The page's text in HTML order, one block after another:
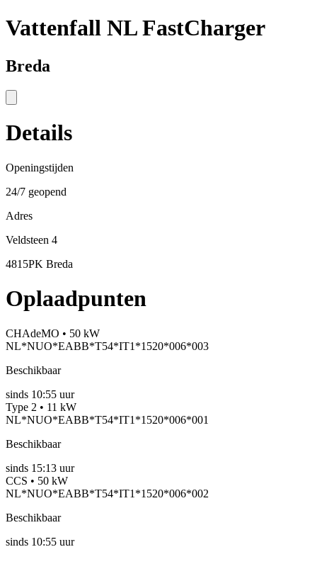
Vattenfall NL FastCharger
Breda
Details
Openingstijden
24/7 geopend
Adres
Veldsteen 4
4815PK Breda
Oplaadpunten
CHAdeMO • 50 kW
NL*NUO*EABB*T54*IT1*1520*006*003
Beschikbaar
sinds 10:55 uur
Type 2 • 11 kW
NL*NUO*EABB*T54*IT1*1520*006*001
Beschikbaar
sinds 15:13 uur
CCS • 50 kW
NL*NUO*EABB*T54*IT1*1520*006*002
Beschikbaar
sinds 10:55 uur